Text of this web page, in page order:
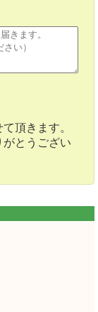
頂きます。
がとうござい